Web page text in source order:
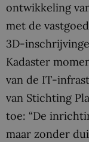
ontwikkeling
met de
3D-
Kadaster
van de IT-
van Stichting
toe: “De
maar zonder